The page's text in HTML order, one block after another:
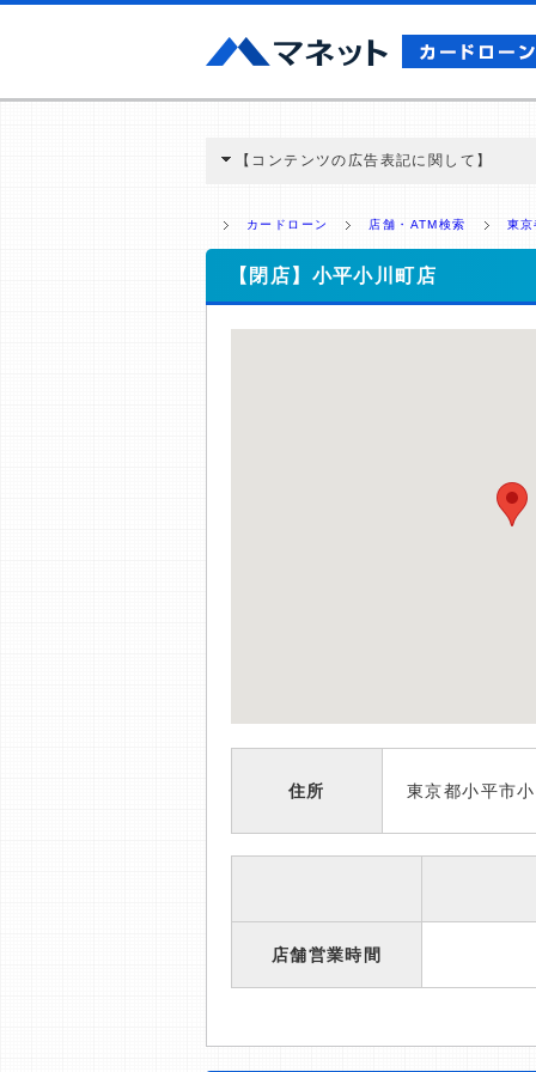
【コンテンツの広告表記に関して】
ミ収集などに基づき、公平性を担保した情
>提携企業一覧
カードローン 店舗・ATM検索 東
【閉店】小平小川町店
住所 東京都小平市
店舗営業時間